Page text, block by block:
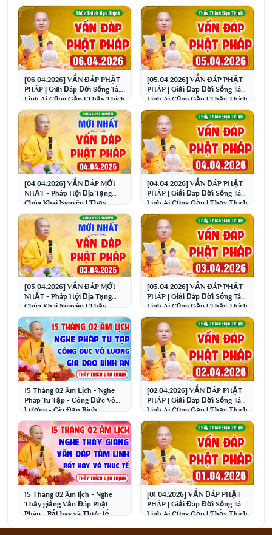
Đạo Thịnh
Sinh 19/02 Â.L
[06.04.2026] VẤN ĐÁP PHẬT
PHÁP | Giải Đáp Đời Sống Tâm
Linh Ai Cũng Gặp | Thầy Thích
Đạo Thịnh
[05.04.2026] VẤN ĐÁP PHẬT
PHÁP | Giải Đáp Đời Sống Tâm
Linh Ai Cũng Gặp | Thầy Thích
Đạo Thịnh
[04.04.2026] VẤN ĐÁP MỚI
NHẤT - Pháp Hội Địa Tạng
Chùa Khai Nguyên | Thầy
Thích Đạo Thịnh
[04.04.2026] VẤN ĐÁP PHẬT
PHÁP | Giải Đáp Đời Sống Tâm
Linh Ai Cũng Gặp | Thầy Thích
Đạo Thịnh
[03.04.2026] VẤN ĐÁP MỚI
NHẤT - Pháp Hội Địa Tạng
Chùa Khai Nguyên | Thầy
Thích Đạo Thịnh
[03.04.2026] VẤN ĐÁP PHẬT
PHÁP | Giải Đáp Đời Sống Tâm
Linh Ai Cũng Gặp | Thầy Thích
Đạo Thịnh
15 Tháng 02 Âm Lịch - Nghe
Pháp Tu Tập - Công Đức Vô
Lượng - Gia Đạo Bình
An│Thầy Thích Đạo Thịnh
[02.04.2026] VẤN ĐÁP PHẬT
PHÁP | Giải Đáp Đời Sống Tâm
Linh Ai Cũng Gặp | Thầy Thích
Đạo Thịnh
15 Tháng 02 Âm lịch - Nghe
Thầy giảng Vấn Đáp Phật
Pháp - Rất hay và Thực tế
[01.04.2026] VẤN ĐÁP PHẬT
PHÁP | Giải Đáp Đời Sống Tâm
Linh Ai Cũng Gặp | Thầy Thích